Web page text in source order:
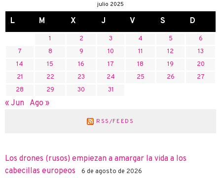
julio 2025
L M X J V S D
1 2 3 4 5
6
7
8 9 10 11 12
13
14
15 16 17 18 19
20
21
22 23 24 25 26
27
28
29 30 31
« Jun Ago »
RSS/FEEDS
Los drones (rusos) empiezan a amargar la vida a los
cabecillas europeos
6 de agosto de 2026